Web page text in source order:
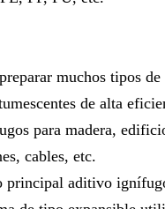
muchos tipos de
de alta
para madera,
cables, etc.
principal aditivo